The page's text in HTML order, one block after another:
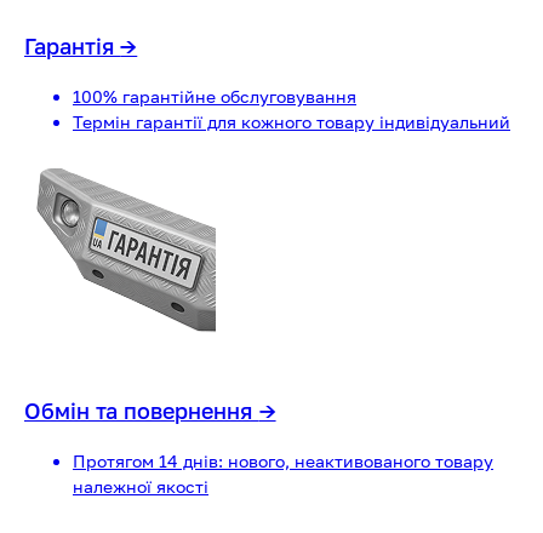
Гарантія→
100% гарантійне обслуговування
Термін гарантії для кожного товару індивідуальний
Обмін та повернення →
Протягом 14 днів: нового, неактивованого товару
належної якості